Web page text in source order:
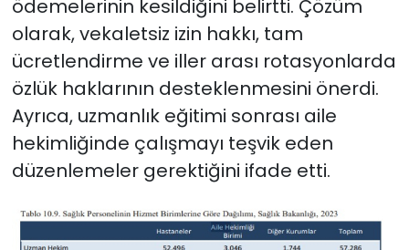
ödemelerinin kesildiğini belirtti. Çözüm
olarak, vekaletsiz izin hakkı, tam
ücretlendirme ve iller arası rotasyonlarda
özlük haklarının desteklenmesini önerdi.
Ayrıca, uzmanlık eğitimi sonrası aile
hekimliğinde çalışmayı teşvik eden
düzenlemeler gerektiğini ifade etti.